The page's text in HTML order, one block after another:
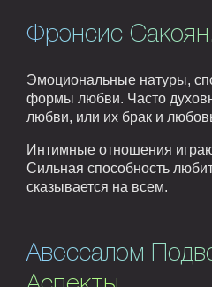
Фрэнсис
Эмоциональные натуры,
формы любви. Часто
любви, или их брак и
Интимные отношения
Сильная способность
сказывается на всем.
Авессалом